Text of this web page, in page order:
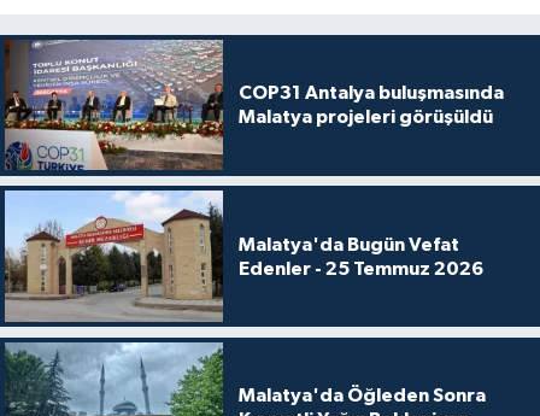
COP31 Antalya buluşmasında
Malatya projeleri görüşüldü
Malatya'da Bugün Vefat
Edenler - 25 Temmuz 2026
Malatya'da Öğleden Sonra